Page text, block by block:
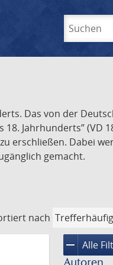
Das von der
Jahrhunderts” (VD
erschließen. Dabei
gemacht.
nach
remove Alle